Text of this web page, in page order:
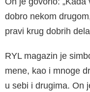
dobro nekom
pravi krug dobrih
RYL magazin je
mene, kao i mnoge
u sebi i drugima. On